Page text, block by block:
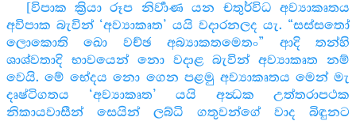
[විපාක ක්‍රියා රූප නිර්‍වාණ යන චතුර්විධ අව්‍යාකෘතය
අවිපාක බැවින් ‘අව්‍යාකෘත’ යයි වදාරනලද යැ. “සස්සතෝ
ලොකොති ඛො වච්ඡ අබ්‍යාකතමෙතං” ආදි තන්හි
ශාශ්වතාදි භාවයෙන් නො වදාළ බැවින් අව්‍යාකෘත නම්
වෙයි. මේ භේදය නො ගෙන පළමු අව්‍යාකෘතය මෙන් මැ
දෘෂ්ටිගතය ‘අව්‍යාකෘත’ යයි අන්‍ධක උත්තරාපථක
නිකායවාසීන් සෙයින් ලබ්ධි ගතුවන්ගේ වාද බිඳුනට